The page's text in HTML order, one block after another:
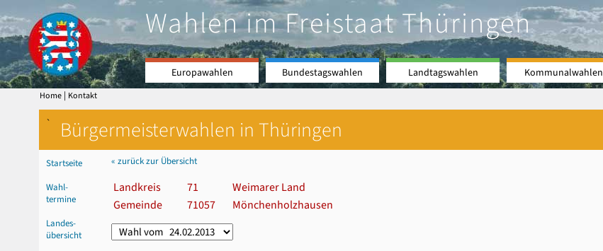
Wahlen im Freistaat Thüringen
Europawahlen Bundestagswahlen Landtagswahlen Kommunalwahlen
Home | Kontakt
` Bürgermeisterwahlen in Thüringen
Startseite
Wahl-
termine
Landes-
übersicht
« zurück zur Übersicht
Landkreis 71
Weimarer Land
Gemeinde
71057 Mönchenholzhausen